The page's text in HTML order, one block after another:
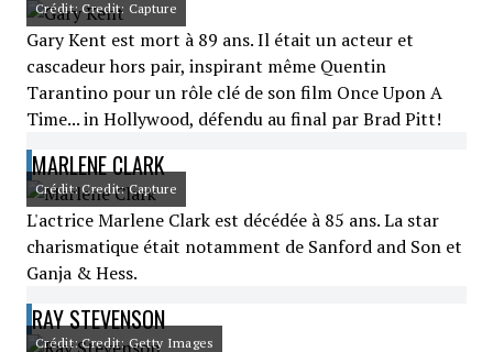
Crédit: Credit: Capture
Gary Kent est mort à 89 ans. Il était un acteur et
cascadeur hors pair, inspirant même Quentin
Tarantino pour un rôle clé de son film Once Upon A
Time... in Hollywood, défendu au final par Brad Pitt!
MARLENE CLARK
Crédit: Credit: Capture
L'actrice Marlene Clark est décédée à 85 ans. La star
charismatique était notamment de Sanford and Son et
Ganja & Hess.
RAY STEVENSON
Crédit: Credit: Getty Images